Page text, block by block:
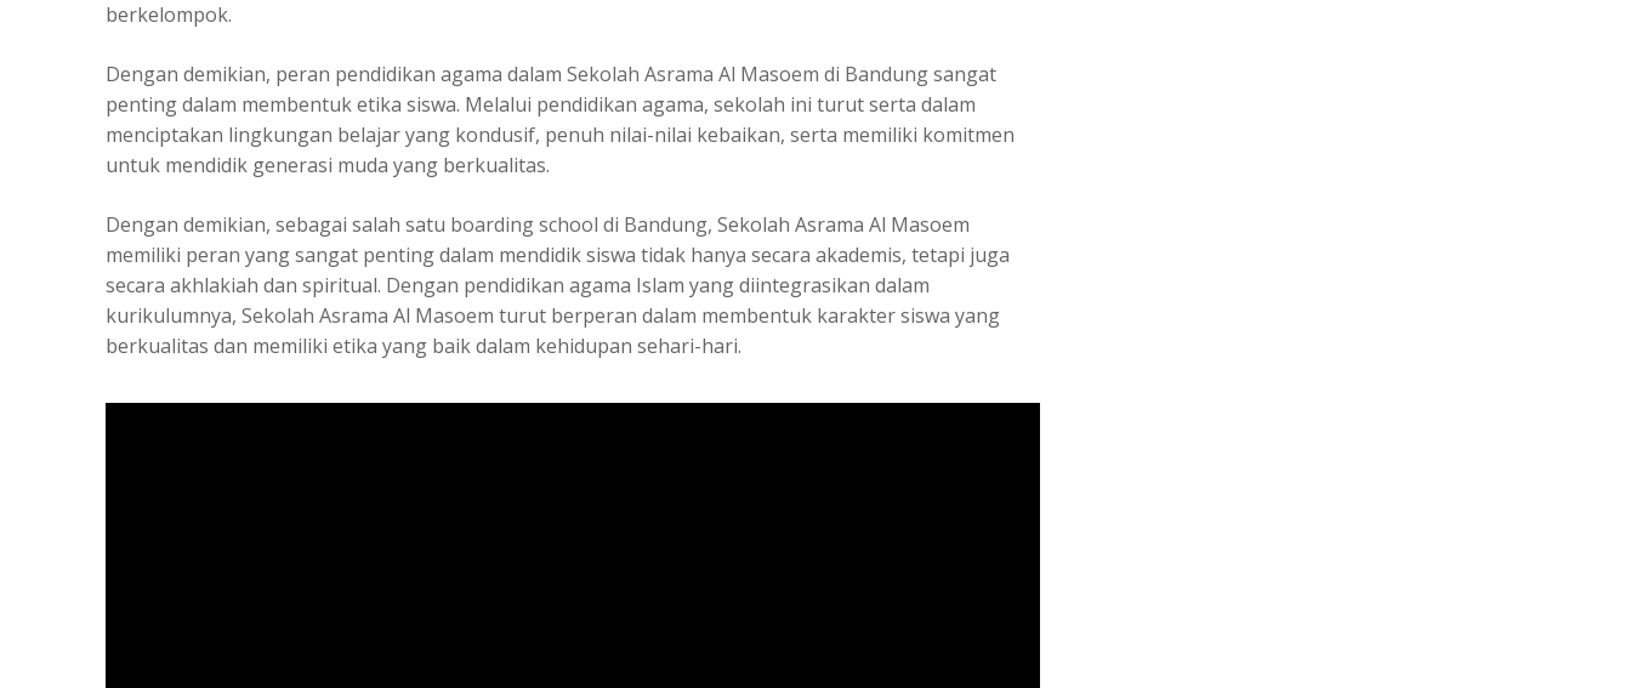
berkelompok.
Dengan demikian, peran pendidikan agama dalam Sekolah Asrama Al Masoem di Bandungsangat
penting dalam membentuk etika siswa. Melalui pendidikan agama, sekolah ini turut serta dalam
menciptakan lingkungan belajar yang kondusif, penuh nilai-nilai kebaikan, serta memiliki komitmen
untuk mendidik generasi muda yang berkualitas.
Dengan demikian, sebagai salah satu boarding school di Bandung, Sekolah Asrama Al Masoem
memiliki peran yang sangat penting dalam mendidik siswa tidak hanya secara akademis, tetapi juga
secara akhlakiah dan spiritual. Dengan pendidikan agama Islam yang diintegrasikan dalam
kurikulumnya, Sekolah Asrama Al Masoem turut berperan dalam membentuk karakter siswa yang
berkualitas dan memiliki etika yang baik dalam kehidupan sehari-hari.